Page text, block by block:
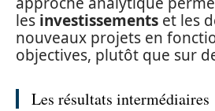
les investissements et les
nouveaux projets en
objectives, plutôt que sur
Les résultats intermédiaires